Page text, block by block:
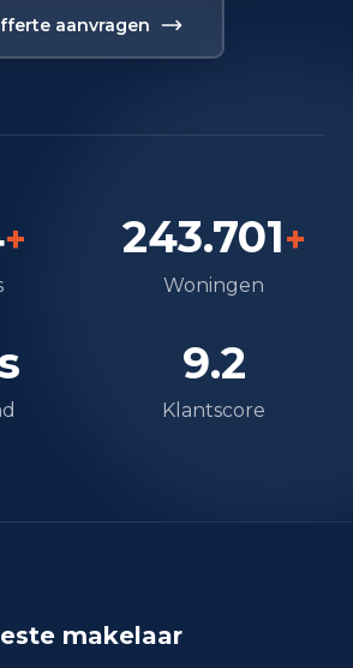
aanvragen
+ 243.701+
Woningen
9.2
Klantscore
makelaar